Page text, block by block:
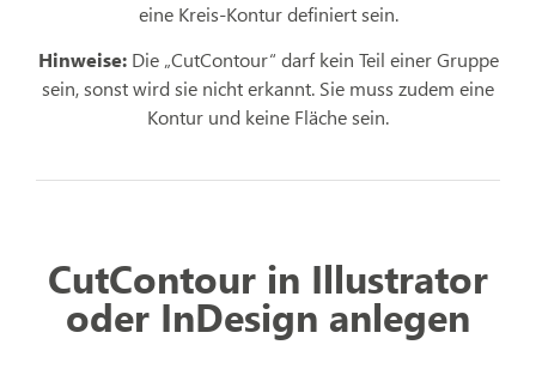
eine Kreis-Kontur definiert sein.
Hinweise:Die „CutContour“ darf kein Teil einer Gruppe
sein, sonst wird sie nicht erkannt. Sie muss zudem eine
Kontur und keine Fläche sein.
CutContour in Illustrator
oder InDesign anlegen